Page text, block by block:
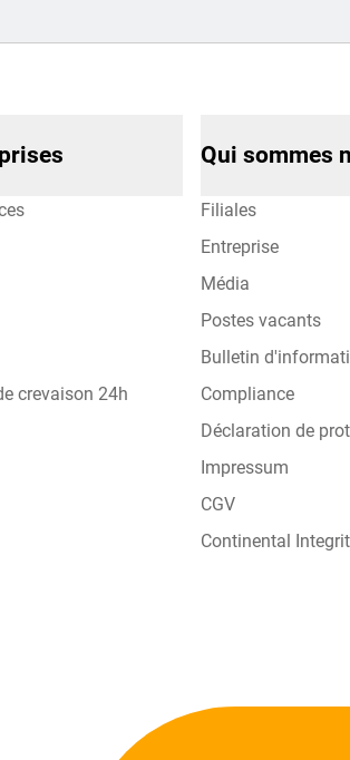
crevaison 24h
Qui sommes
Filiales
Entreprise
Média
Postes vacants
Bulletin
Compliance
Déclaration de
Impressum
CGV
Continental